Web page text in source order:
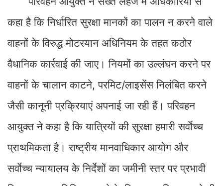
कहा है कि निर्धारित सुरक्षा मानकों का पालन न करने वाले
वाहनों के विरुद्ध मोटरयान अधिनियम के तहत कठोर
वैधानिक कार्रवाई की जाए। नियमों का उल्लंघन करने पर
वाहनों के चालान काटने, परमिट/लाइसेंस निलंबित करने
जैसी कानूनी प्रक्रियाएं अपनाई जा रही हैं। परिवहन
आयुक्त ने कहा है कि यात्रियों की सुरक्षा हमारी सर्वाेच्च
प्राथमिकता है। राष्ट्रीय मानवाधिकार आयोग और
सर्वाेच्च न्यायालय के निर्देशों का जमीनी स्तर पर प्रभावी